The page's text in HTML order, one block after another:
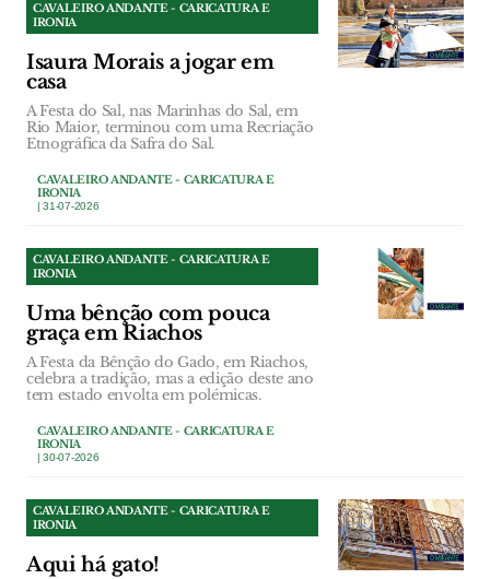
CAVALEIRO ANDANTE - CARICATURA E
IRONIA
Isaura Morais a jogar em
casa
A Festa do Sal, nas Marinhas do Sal, em
Rio Maior, terminou com uma Recriação
Etnográfica da Safra do Sal.
CAVALEIRO ANDANTE - CARICATURA E
IRONIA
| 31-07-2026
CAVALEIRO ANDANTE - CARICATURA E
IRONIA
Uma bênção com pouca
graça em Riachos
A Festa da Bênção do Gado, em Riachos,
celebra a tradição, mas a edição deste ano
tem estado envolta em polémicas.
CAVALEIRO ANDANTE - CARICATURA E
IRONIA
| 30-07-2026
CAVALEIRO ANDANTE - CARICATURA E
IRONIA
Aqui há gato!